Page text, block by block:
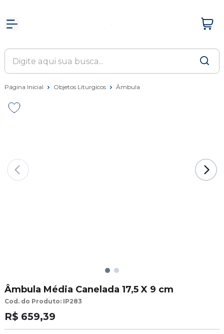
Página Inicial Objetos Liturgicos Âmbula
Âmbula Média Canelada 17,5 X 9 cm
Cod. do Produto: IP283
R$ 659,39